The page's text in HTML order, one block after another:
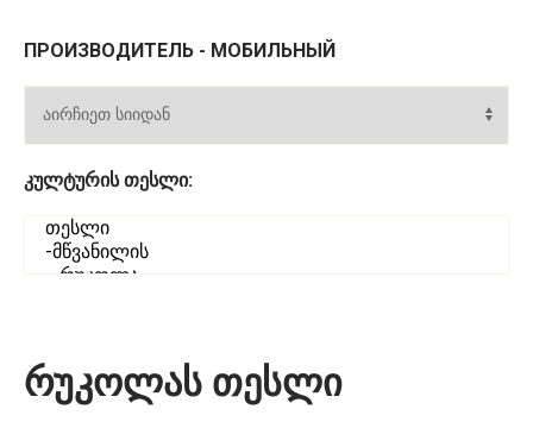
ПРОИЗВОДИТЕЛЬ - МОБИЛЬНЫЙ
ᲙᲣᲚᲢᲣᲠᲘᲡ ᲗᲔᲡᲚᲘ:
რუკოლას თესლი